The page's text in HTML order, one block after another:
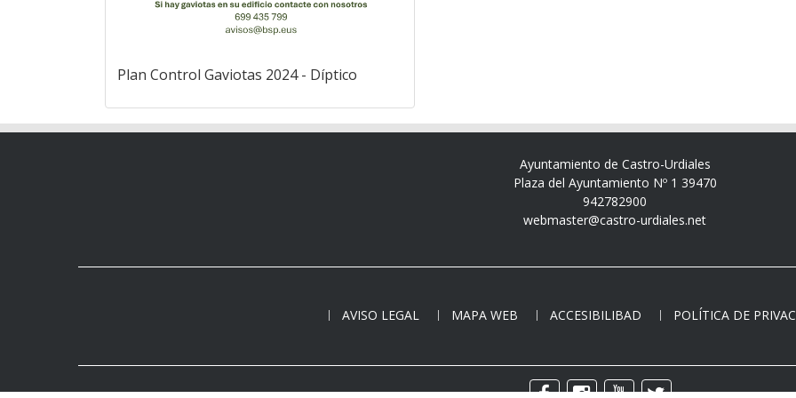
Plan Control Gaviotas 2024 - Díptico
Ayuntamiento de Castro-Urdiales
Plaza del Ayuntamiento Nº 1 39470
942782900
webmaster@castro-urdiales.net
AVISO LEGAL MAPA WEB ACCESIBILIBAD POLÍTICA DE